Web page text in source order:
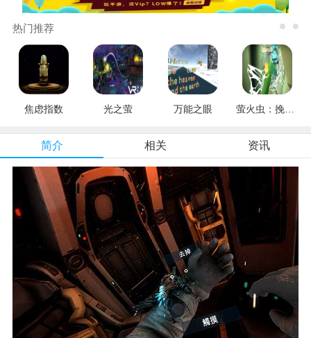
热门推荐
焦虑指数 光之萤 万能之眼
简介 相关 资讯